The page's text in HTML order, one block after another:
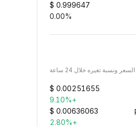
$ 0.999647
0.00%
السعر ونسبة تغيره خلال 24 ساعة
$ 0.00251655
+9.10%
$ 0.00636063
+2.80%